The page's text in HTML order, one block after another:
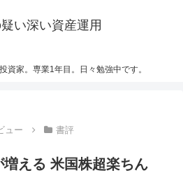
疑い深い資産運用
資家。専業1年目。日々勉強中です。
ュー 書評
える 米国株超楽ちん